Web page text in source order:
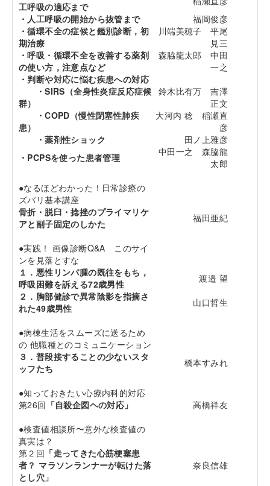
工呼吸の適応まで
・人工呼吸の開始から抜管まで
福岡俊彦
・循環不全の症候と鑑別診断，初
期治療
川端美穂子 平尾
見三
・呼吸・循環不全を改善する薬剤
の使い方，注意点など
森脇龍太郎 中田
一之
・判断や対応に悩む疾患への対応
・SIRS（全身性炎症反応症候
群）
鈴木比有万 吉澤
正文
・COPD（慢性閉塞性肺疾
患）
大河内 稔 稲瀬直
彦
・薬剤性ショック
田ノ上雅彦
・PCPSを使った患者管理
中田一之 森脇龍
太郎
●なるほどわかった！日常診療の
ズバリ基本講座
骨折・脱臼・捻挫のプライマリケ
アと副子固定のしかた
福田亜紀
●実践！ 画像診断Q&A このサイ
ンを見落とすな
１．悪性リンパ腫の既往をもち，
呼吸困難を訴える72歳男性
渡邉 望
２．胸部健診で異常陰影を指摘さ
れた49歳男性
山口哲生
●病棟生活をスムーズに送るため
の 他職種とのコミュニケーション
３．普段接することの少ないスタ
ッフたち
橋本すみれ
●知っておきたい心療内科的対応
第26回 「自殺企図ヘの対応」
高橋祥友
●検査値相談所〜意外な検査値の
真実は？
第２回 「走ってきた心筋梗塞患
者？ マラソンランナーが転けた落
とし穴」
奈良信雄